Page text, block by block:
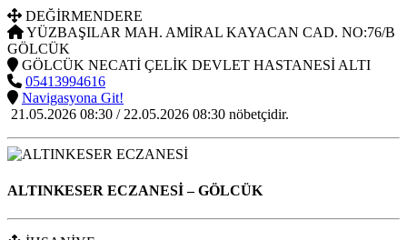
DEĞİRMENDERE
YÜZBAŞILAR MAH. AMİRAL KAYACAN CAD. NO:76/B
GÖLCÜK
GÖLCÜK NECATİ ÇELİK DEVLET HASTANESİ ALTI
05413994616
Navigasyona Git!
21.05.2026 08:30 / 22.05.2026 08:30 nöbetçidir.
ALTINKESER ECZANESİ– GÖLCÜK